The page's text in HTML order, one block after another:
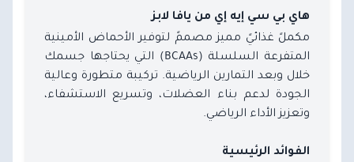
هاي بي سي إيه إي من يافا لابز
مكملً غذائيً مميز مصممً لتوفير الأحماض الأمينية
المتفرعة السلسلة (BCAAs) التي يحتاجها جسمك
خلال وبعد التمارين الرياضية. تركيبة متطورة وعالية
الجودة لدعم بناء العضلات، وتسريع الاستشفاء،
وتعزيز الأداء الرياضي.
الفوائد الرئيسية